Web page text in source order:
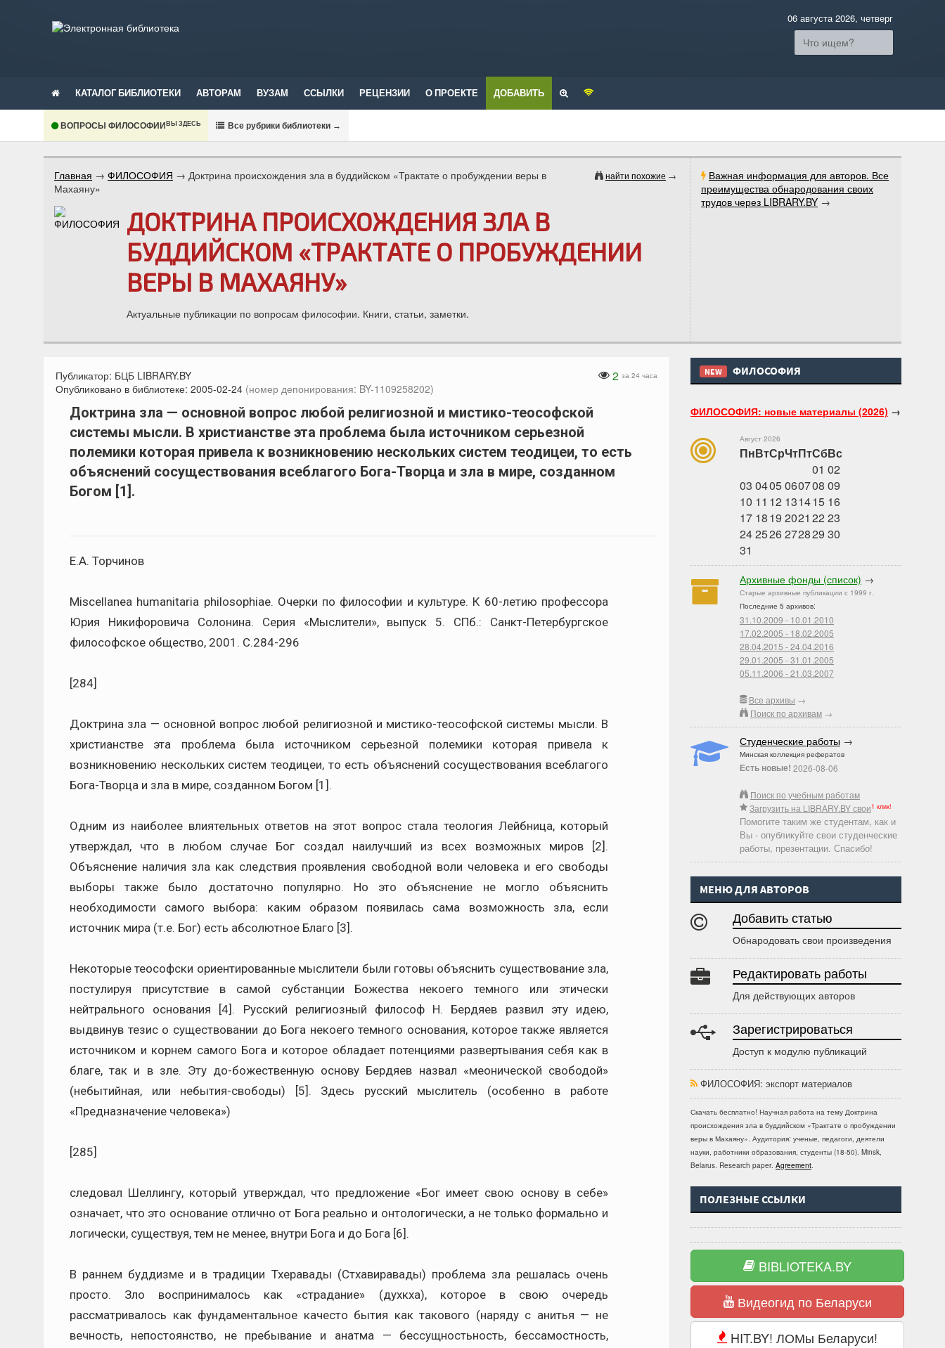
06 августа 2026, четверг
КАТАЛОГ БИБЛИОТЕКИ АВТОРАМ ВУЗАМ ССЫЛКИ РЕЦЕНЗИИ О ПРОЕКТЕ ДОБАВИТЬ
ВОПРОСЫ ФИЛОСОФИИВЫ ЗДЕСЬ Все рубрики библиотеки →
Важная информация для авторов. Все
преимущества обнародования своих
трудов через LIBRARY.BY →
найти похожие →
Главная → ФИЛОСОФИЯ → Доктрина происхождения зла в буддийском «Трактате о пробуждении веры в
Махаяну»
ДОКТРИНА ПРОИСХОЖДЕНИЯ ЗЛА В
БУДДИЙСКОМ «ТРАКТАТЕ О ПРОБУЖДЕНИИ
ВЕРЫ В МАХАЯНУ»
Актуальные публикации по вопросам философии. Книги, статьи, заметки.
NEW ФИЛОСОФИЯ
ФИЛОСОФИЯ: новые материалы (2026) →
Август 2026
ПнВтСрЧтПтСбВс
01 02
03 0405060708 09
10 11 12 131415 16
17 1819 2021 22 23
242526272829 30
31
Архивные фонды (список) →
Старые архивные публикации с 1999 г.
Последние 5 архивов:
31.10.2009 - 10.01.2010
17.02.2005 - 18.02.2005
28.04.2015 - 24.04.2016
29.01.2005 - 31.01.2005
05.11.2006 - 21.03.2007
Все архивы →
Поиск по архивам →
Студенческие работы →
Минская коллекция рефератов
Есть новые! 2026-08-06
Поиск по учебным работам
Загрузить на LIBRARY.BY свои1 клик!
Помогите таким же студентам, как и
Вы - опубликуйте свои студенческие
работы, презентации. Спасибо!
МЕНЮ ДЛЯ АВТОРОВ
Добавить статью
Обнародовать свои произведения
Редактировать работы
Для действующих авторов
Зарегистрироваться
Доступ к модулю публикаций
ФИЛОСОФИЯ: экспорт материалов
Скачать бесплатно! Научная работа на тему Доктрина
происхождения зла в буддийском «Трактате о пробуждении
веры в Махаяну». Аудитория: ученые, педагоги, деятели
науки, работники образования, студенты (18-50). Minsk,
Belarus. Research paper. Agreement.
ПОЛЕЗНЫЕ ССЫЛКИ
BIBLIOTEKA.BY
Видеогид по Беларуси
HIT.BY! ЛОМы Беларуси!
2 за 24 часа
Публикатор: БЦБ LIBRARY.BY
Опубликовано в библиотеке: 2005-02-24 (номер депонирования: BY-1109258202)
Доктрина зла — основной вопрос любой религиозной и мистико-теософской
системы мысли. В христианстве эта проблема была источником серьезной
полемики которая привела к возникновению нескольких систем теодицеи, то есть
объяснений сосуществования всеблагого Бога-Творца и зла в мире, созданном
Богом [1].
Е.А. Торчинов
Miscellanea humanitaria philosоphiae. Очерки по философии и культуре. К 60-летию профессора
Юрия Никифоровича Солонина. Серия «Мыслители», выпуск 5. СПб.: Санкт-Петербургское
философское общество, 2001. С.284-296
[284]
Доктрина зла — основной вопрос любой религиозной и мистико-теософской системы мысли. В
христианстве эта проблема была источником серьезной полемики которая привела к
возникновению нескольких систем теодицеи, то есть объяснений сосуществования всеблагого
Бога-Творца и зла в мире, созданном Богом [1].
Одним из наиболее влиятельных ответов на этот вопрос стала теология Лейбница, который
утверждал, что в любом случае Бог создал наилучший из всех возможных миров [2].
Объяснение наличия зла как следствия проявления свободной воли человека и его свободы
выборы также было достаточно популярно. Но это объяснение не могло объяснить
необходимости самого выбора: каким образом появилась сама возможность зла, если
источник мира (т.е. Бог) есть абсолютное Благо [3].
Некоторые теософски ориентированные мыслители были готовы объяснить существование зла,
постулируя присутствие в самой субстанции Божества некоего темного или этически
нейтрального основания [4]. Русский религиозный философ Н. Бердяев развил эту идею,
выдвинув тезис о существовании до Бога некоего темного основания, которое также является
источником и корнем самого Бога и которое обладает потенциями развертывания себя как в
благе, так и в зле. Эту до-божественную основу Бердяев назвал «меонической свободой»
(небытийная, или небытия-свободы) [5]. Здесь русский мыслитель (особенно в работе
«Предназначение человека»)
[285]
следовал Шеллингу, который утверждал, что предложение «Бог имеет свою основу в себе»
означает, что это основание отлично от Бога реально и онтологически, а не только формально и
логически, существуя, тем не менее, внутри Бога и до Бога [6].
В раннем буддизме и в традиции Тхеравады (Стхавиравады) проблема зла решалась очень
просто. Зло воспринималось как «страдание» (духкха), которое в свою очередь
рассматривалось как фундаментальное качесто бытия как такового (наряду с анитья — не
вечность, непостоянство, не пребывание и анатма — бессущностьность, бессамостность,